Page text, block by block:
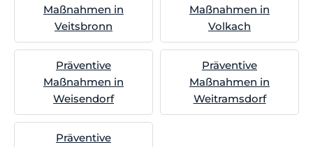
Maßnahmen in
Veitsbronn
Maßnahmen in
Volkach
Präventive
Maßnahmen in
Weisendorf
Präventive
Maßnahmen in
Weitramsdorf
Präventive